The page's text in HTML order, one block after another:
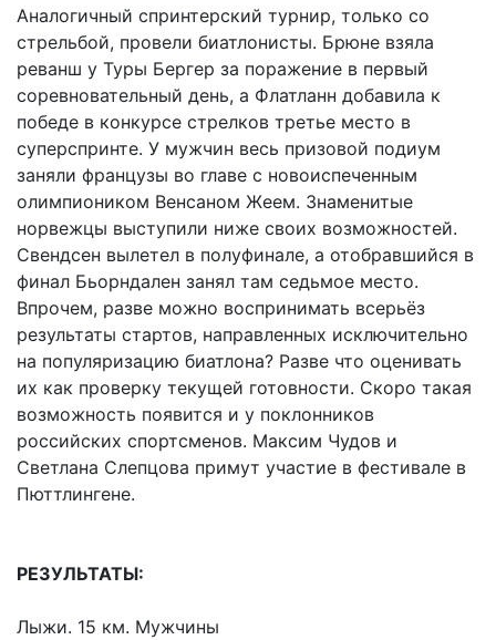
Аналогичный спринтерский турнир, только со
стрельбой, провели биатлонисты. Брюне взяла
реванш у Туры Бергер за поражение в первый
соревновательный день, а Флатланн добавила к
победе в конкурсе стрелков третье место в
суперспринте. У мужчин весь призовой подиум
заняли французы во главе с новоиспеченным
олимпиоником Венсаном Жеем. Знаменитые
норвежцы выступили ниже своих возможностей.
Свендсен вылетел в полуфинале, а отобравшийся в
финал Бьорндален занял там седьмое место.
Впрочем, разве можно воспринимать всерьёз
результаты стартов, направленных исключительно
на популяризацию биатлона? Разве что оценивать
их как проверку текущей готовности. Скоро такая
возможность появится и у поклонников
российских спортсменов. Максим Чудов и
Светлана Слепцова примут участие в фестивале в
Пюттлингене.
РЕЗУЛЬТАТЫ:
Лыжи. 15 км. Мужчины